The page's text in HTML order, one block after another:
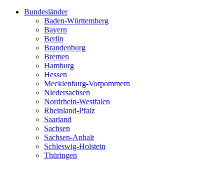
Bundesländer
Baden-Württemberg
Bayern
Berlin
Brandenburg
Bremen
Hamburg
Hessen
Mecklenburg-Vorpommern
Niedersachsen
Nordrhein-Westfalen
Rheinland-Pfalz
Saarland
Sachsen
Sachsen-Anhalt
Schleswig-Holstein
Thüringen